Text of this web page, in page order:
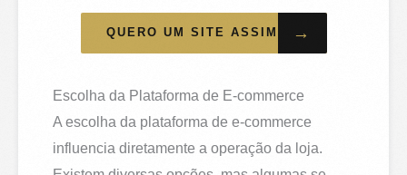
QUERO UM SITE ASSIM →
Escolha da Plataforma de E-commerce
A escolha da plataforma de e-commerce
influencia diretamente a operação da loja.